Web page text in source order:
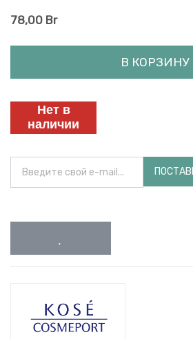
78,00 Br
В КОРЗИНУ
Нет в
наличии